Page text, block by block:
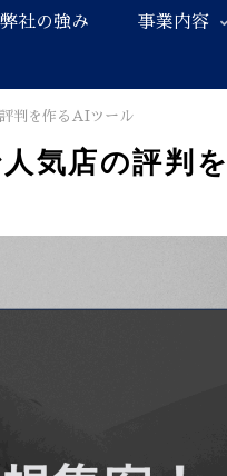
弊社の強み 事業内容
判を作るAIツール
気店の評判